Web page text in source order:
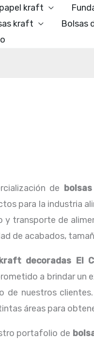
kraft
kraft Bolsas
de
para la industria
y transporte de
de acabados,
decoradas El
a brindar un
de nuestros
áreas para
portafolio de